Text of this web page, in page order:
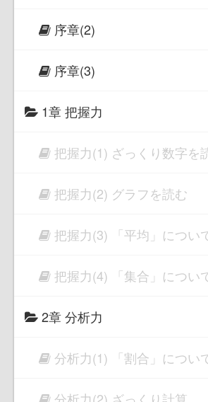
序章(2)
序章(3)
1章 把握力
把握力(1) ざっくり数字を
把握力(2) グラフを読む
把握力(3) 「平均」につい
把握力(4) 「集合」につい
2章 分析力
分析力(1) 「割合」につい